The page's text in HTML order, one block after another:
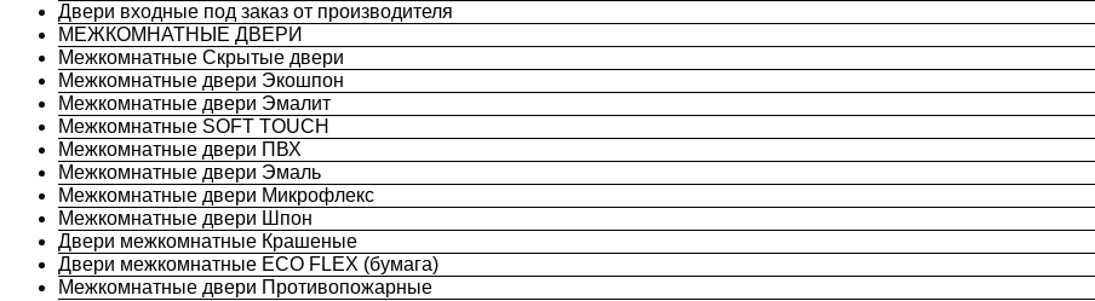
Двери входные под заказ от производителя
МЕЖКОМНАТНЫЕ ДВЕРИ
Межкомнатные Скрытые двери
Межкомнатные двери Экошпон
Межкомнатные двери Эмалит
Межкомнатные SOFT TOUCH
Межкомнатные двери ПВХ
Межкомнатные двери Эмаль
Межкомнатные двери Микрофлекс
Межкомнатные двери Шпон
Двери межкомнатные Крашеные
Двери межкомнатные ECO FLEX (бумага)
Межкомнатные двери Противопожарные